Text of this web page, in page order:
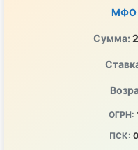
МФО
Сумма:
ОГРН:
ПСК: